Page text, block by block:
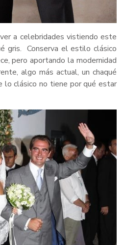
a celebridades vistiendo este
gris. Conserva el estilo clásico
pero aportando la modernidad
algo más actual, un chaqué
lo clásico no tiene por qué estar